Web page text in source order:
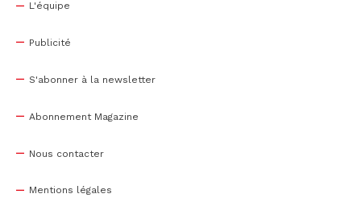
L'équipe
Publicité
S'abonner à la newsletter
Abonnement Magazine
Nous contacter
Mentions légales